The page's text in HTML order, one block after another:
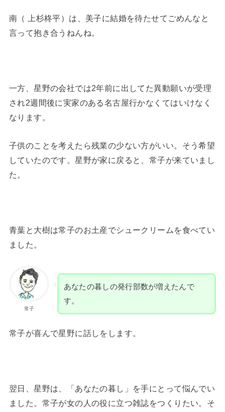
南（ 上杉柊平）は、美子に結婚を待たせてごめんなと
言って抱き合うねんね。
一方、星野の会社では2年前に出してた異動願いが受理
され2週間後に実家のある名古屋行かなくてはいけなく
なります。
子供のことを考えたら残業の少ない方がいい。そう希望
していたのです。星野が家に戻ると、常子が来ていまし
た。
青葉と大樹は常子のお土産でシュークリームを食べてい
ました。
常子
あなたの暮しの発行部数が増えたんで
す。
常子が喜んで星野に話しをします。
翌日、星野は、「あなたの暮し」を手にとって悩んでい
ました。常子が女の人の役に立つ雑誌をつくりたい。そ